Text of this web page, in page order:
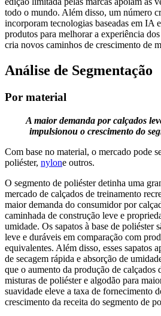
todo o mundo. Além disso, um número
incorporam tecnologias baseadas em IA
produtos para melhorar a experiência
cria novos caminhos de crescimento de
Análise de Segmentação
Por material
A maior demanda por calçados
impulsionou o crescimento do
Com base no material, o mercado pode
poliéster, nylone outros.
O segmento de poliéster detinha uma
mercado de calçados de treinamento
maior demanda do consumidor por
caminhada de construção leve e
umidade. Os sapatos à base de poliéster
leve e duráveis ​​em comparação com
equivalentes. Além disso, esses sapatos
de secagem rápida e absorção de
que o aumento da produção de calçados
misturas de poliéster e algodão para
suavidade eleve a taxa de fornecimento
crescimento da receita do segmento de